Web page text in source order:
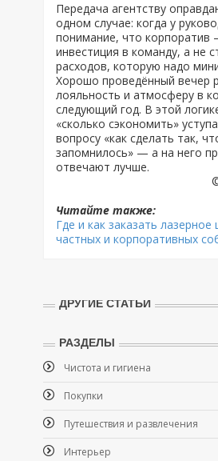
Передача агентству
одном случае: когда у
понимание, что корпоратив
инвестиция в команду, а не
расходов, которую надо
Хорошо проведённый вечер
лояльность и атмосферу в
следующий год. В этой
«сколько сэкономить»
вопросу «как сделать так,
запомнилось» — а на него
отвечают лучше.
Читайте также:
Где и как заказать лазерное
частных и корпоративных
ДРУГИЕ СТАТЬИ
РАЗДЕЛЫ
Чистота и гигиена
Покупки
Путешествия и развлечения
Интерьер